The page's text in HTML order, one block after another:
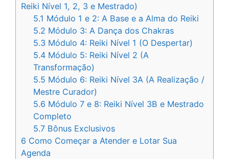
Reiki Nível 1, 2, 3 e Mestrado)
5.1 Módulo 1 e 2: A Base e a Alma do Reiki
5.2 Módulo 3: A Dança dos Chakras
5.3 Módulo 4: Reiki Nível 1 (O Despertar)
5.4 Módulo 5: Reiki Nível 2 (A
Transformação)
5.5 Módulo 6: Reiki Nível 3A (A Realização /
Mestre Curador)
5.6 Módulo 7 e 8: Reiki Nível 3B e Mestrado
Completo
5.7 Bônus Exclusivos
6 Como Começar a Atender e Lotar Sua
Agenda